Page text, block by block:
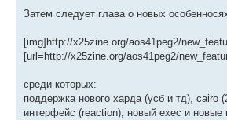
Затем следует глава о новых
[img]http://x25zine.org/aos41peg2/
[url=http://x25zine.org/aos41peg2/
среди которых:
поддержка нового харда (усб и тд),
интерфейс (reaction), новый exec и новые